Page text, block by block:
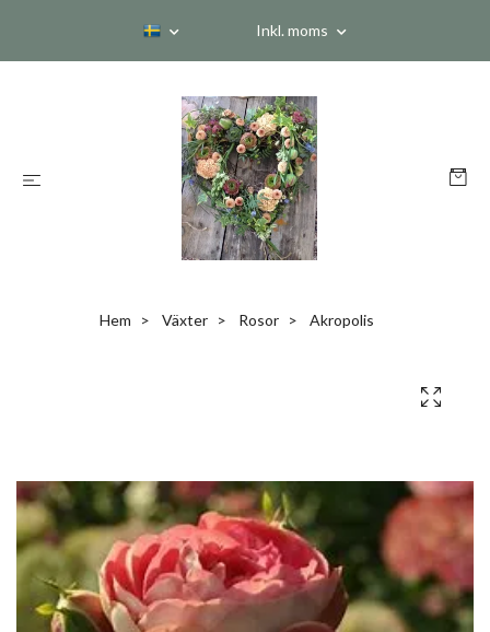
Inkl. moms
Hem Växter Rosor Akropolis